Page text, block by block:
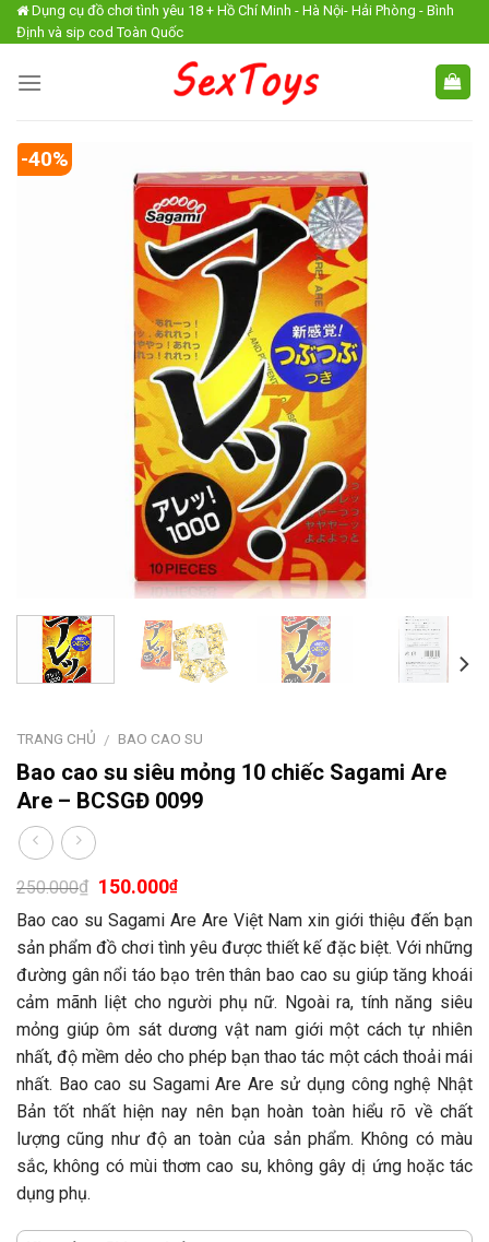
Skip
to
Dụng cụ đồ chơi tình yêu 18 + Hồ Chí Minh - Hà Nội- Hải Phòng - Bình
Định và sip cod Toàn Quốc
-40%
TRANG CHỦ / BAO CAO SU
Bao cao su siêu mỏng 10 chiếc Sagami Are
Are – BCSGĐ 0099
250.000₫ 150.000₫
Bao cao su Sagami Are Are Việt Nam xin giới thiệu đến bạn
sản phẩm đồ chơi tình yêu được thiết kế đặc biệt. Với những
đường gân nổi táo bạo trên thân bao cao su giúp tăng khoái
cảm mãnh liệt cho người phụ nữ. Ngoài ra, tính năng siêu
mỏng giúp ôm sát dương vật nam giới một cách tự nhiên
nhất, độ mềm dẻo cho phép bạn thao tác một cách thoải mái
nhất. Bao cao su Sagami Are Are sử dụng công nghệ Nhật
Bản tốt nhất hiện nay nên bạn hoàn toàn hiểu rõ về chất
lượng cũng như độ an toàn của sản phẩm. Không có màu
sắc, không có mùi thơm cao su, không gây dị ứng hoặc tác
dụng phụ.